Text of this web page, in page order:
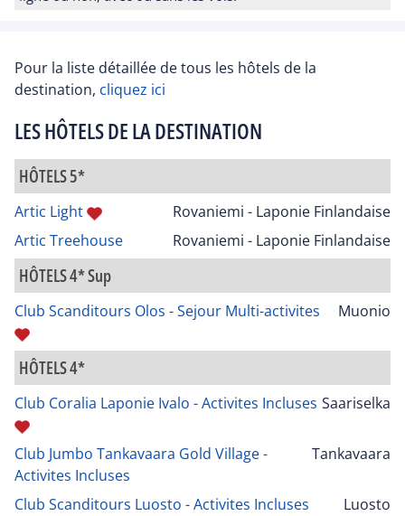
Pour la liste détaillée de tous les hôtels de la
destination, cliquez ici
LES HÔTELS DE LA DESTINATION
HÔTELS 5*
Artic Light
Rovaniemi - Laponie Finlandaise
Artic Treehouse
Rovaniemi - Laponie Finlandaise
HÔTELS 4* Sup
Club Scanditours Olos - Sejour Multi-activites Muonio
HÔTELS 4*
Club Coralia Laponie Ivalo - Activites Incluses Saariselka
Club Jumbo Tankavaara Gold Village -
Activites Incluses
Tankavaara
Club Scanditours Luosto - Activites Incluses
Luosto